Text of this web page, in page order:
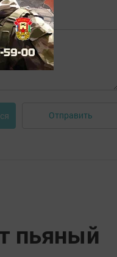
Отправить
пьяный